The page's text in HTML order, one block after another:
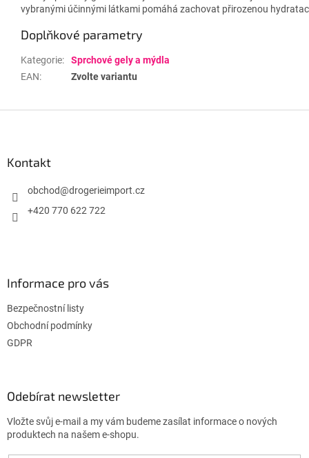
vybranými účinnými látkami pomáhá zachovat přirozenou
Doplňkové parametry
Kategorie:
Sprchové gely a mýdla
EAN: Zvolte variantu
Kontakt
obchod@drogerieimport.cz
+420 770 622 722
Informace pro vás
Bezpečnostní listy
Obchodní podmínky
GDPR
Odebírat newsletter
Vložte svůj e-mail a my vám budeme zasílat informace o nových
produktech na našem e-shopu.